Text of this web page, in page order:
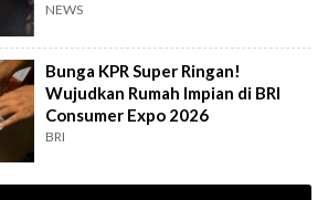
NEWS
Bunga KPR Super Ringan!
Wujudkan Rumah Impian di BRI
Consumer Expo 2026
BRI